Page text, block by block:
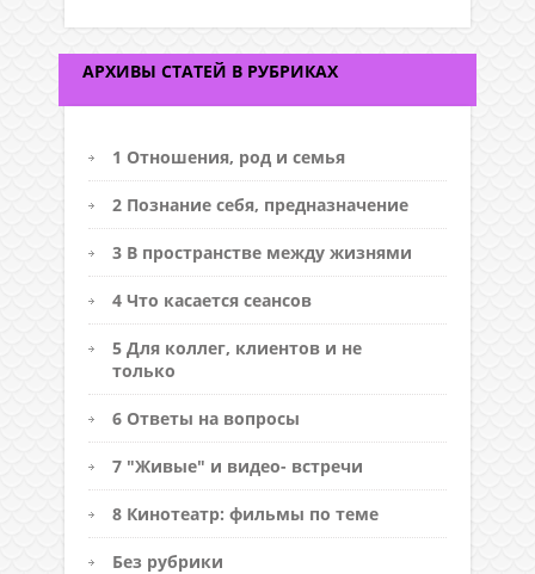
АРХИВЫ СТАТЕЙ В РУБРИКАХ
1 Отношения, род и семья
2 Познание себя, предназначение
3 В пространстве между жизнями
4 Что касается сеансов
5 Для коллег, клиентов и не
только
6 Ответы на вопросы
7 "Живые" и видео- встречи
8 Кинотеатр: фильмы по теме
Без рубрики